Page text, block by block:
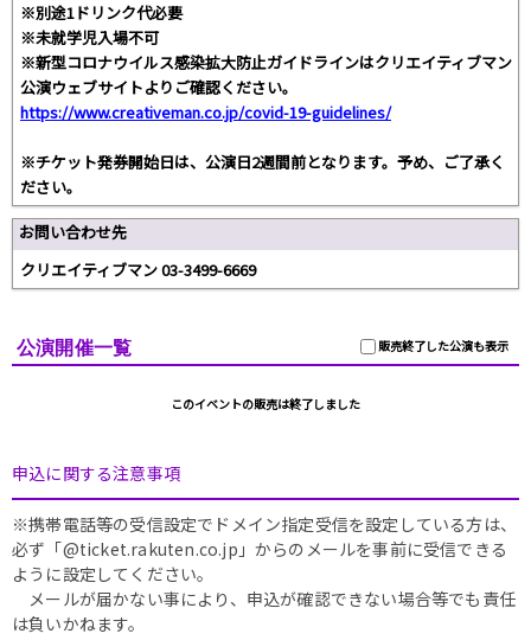
※別途1ドリンク代必要
※未就学児入場不可
※新型コロナウイルス感染拡大防止ガイドラインはクリエイティブマン
公演ウェブサイトよりご確認ください。
https://www.creativeman.co.jp/covid-19-guidelines/
※チケット発券開始日は、公演日2週間前となります。予め、ご了承く
ださい。
お問い合わせ先
クリエイティブマン 03-3499-6669
販売終了した公演も表示
公演開催一覧
このイベントの販売は終了しました
申込に関する注意事項
※携帯電話等の受信設定でドメイン指定受信を設定している方は、
必ず「@ticket.rakuten.co.jp」からのメールを事前に受信できる
ように設定してください。
メールが届かない事により、申込が確認できない場合等でも責任
は負いかねます。